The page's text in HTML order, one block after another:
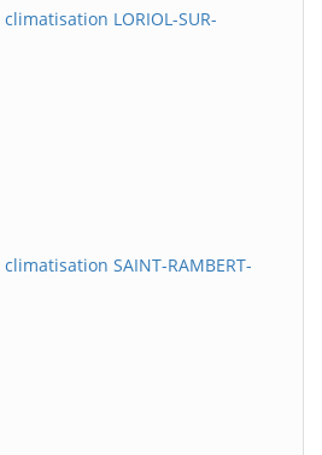
LORIOL-SUR-
SAINT-RAMBERT-